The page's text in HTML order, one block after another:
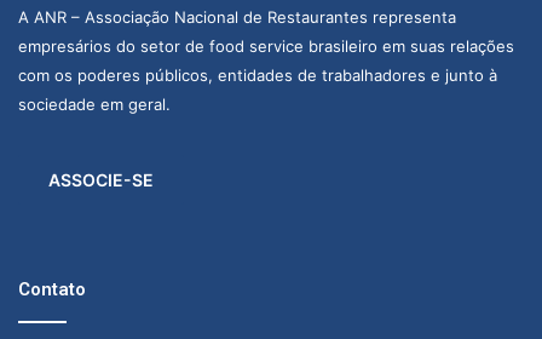
A ANR – Associação Nacional de Restaurantes representa
empresários do setor de food service brasileiro em suas relações
com os poderes públicos, entidades de trabalhadores e junto à
sociedade em geral.
ASSOCIE-SE
Contato